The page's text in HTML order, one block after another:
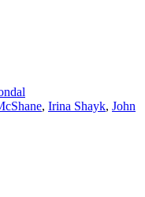
, Irina Shayk, John